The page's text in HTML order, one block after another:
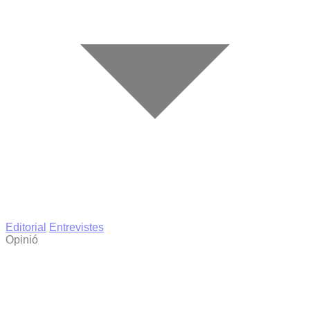
Editorial
Entrevistes
Opinió